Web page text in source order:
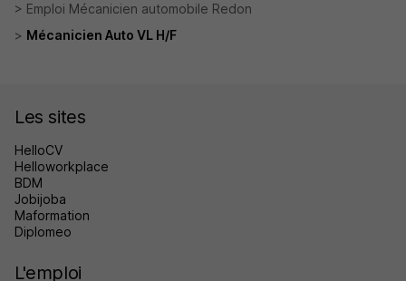
Emploi Mécanicien automobile Redon
Mécanicien Auto VL H/F
Les sites
HelloCV
Helloworkplace
BDM
Jobijoba
Maformation
Diplomeo
L'emploi